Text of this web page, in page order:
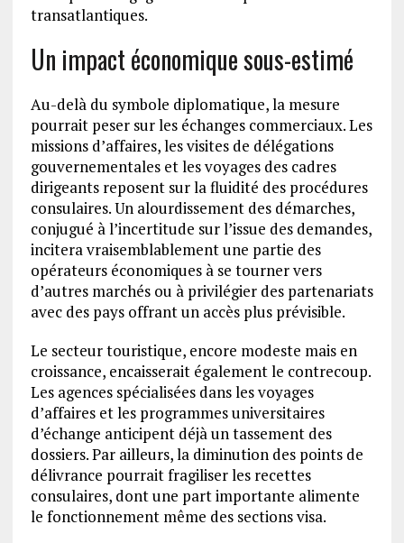
transatlantiques.
Un impact économique sous-estimé
Au-delà du symbole diplomatique, la mesure
pourrait peser sur les échanges commerciaux. Les
missions d’affaires, les visites de délégations
gouvernementales et les voyages des cadres
dirigeants reposent sur la fluidité des procédures
consulaires. Un alourdissement des démarches,
conjugué à l’incertitude sur l’issue des demandes,
incitera vraisemblablement une partie des
opérateurs économiques à se tourner vers
d’autres marchés ou à privilégier des partenariats
avec des pays offrant un accès plus prévisible.
Le secteur touristique, encore modeste mais en
croissance, encaisserait également le contrecoup.
Les agences spécialisées dans les voyages
d’affaires et les programmes universitaires
d’échange anticipent déjà un tassement des
dossiers. Par ailleurs, la diminution des points de
délivrance pourrait fragiliser les recettes
consulaires, dont une part importante alimente
le fonctionnement même des sections visa.